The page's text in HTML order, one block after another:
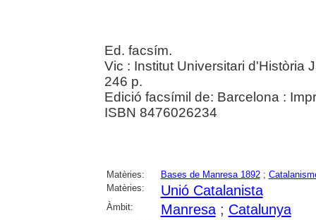
Ed. facsím.
Vic : Institut Universitari d'Història
246 p.
Edició facsímil de: Barcelona :
ISBN 8476026234
Matèries: Bases de Manresa 1892;
Matèries:
Unió Catalanista
Àmbit: Manresa; Catalunya